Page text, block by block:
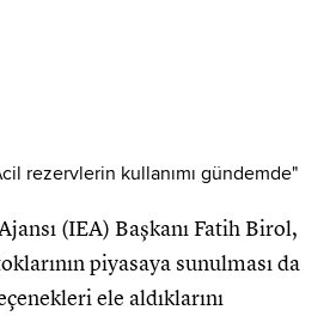
(IEA) Başkanı Fatih Birol,
piyasaya sunulması da
ele aldıklarını